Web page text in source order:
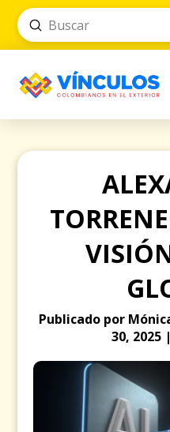
Search
Submit
Publicado por
30,